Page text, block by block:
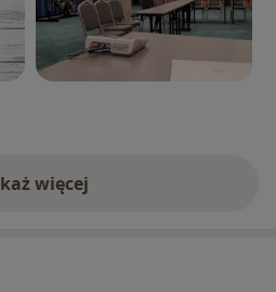
więcej
o doświadczeniu